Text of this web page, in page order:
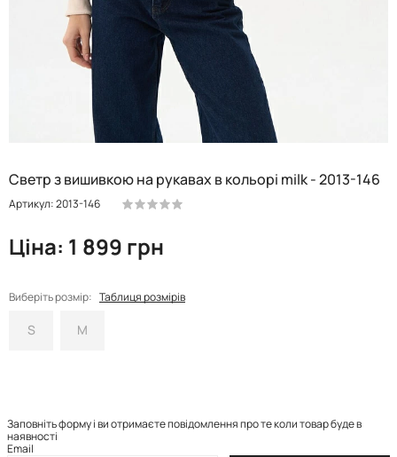
Светр з вишивкою на рукавах в кольорі milk - 2013-146
Артикул: 2013-146
Ціна: 1 899 грн
Виберіть розмір: Таблиця розмірів
S M
Заповніть форму і ви отримаєте повідомлення про те коли товар буде в
наявності
Email